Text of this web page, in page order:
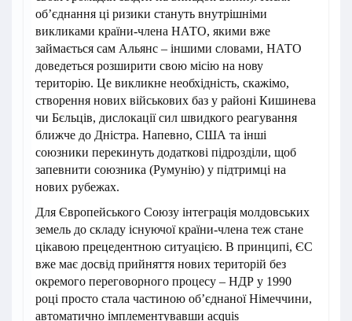
об’єднання ці ризики стануть внутрішніми
викликами країни-члена НАТО, якими вже
займається сам Альянс – іншими словами, НАТО
доведеться розширити свою місію на нову
територію. Це викликне необхідність, скажімо,
створення нових військових баз у районі Кишинева
чи Бєльців, дислокації сил швидкого реагування
ближче до Дністра. Напевно, США та інші
союзники перекинуть додаткові підрозділи, щоб
запевнити союзника (Румунію) у підтримці на
нових рубежах.
Для Європейського Союзу інтеграція молдовських
земель до складу існуючої країни-члена теж стане
цікавою прецедентною ситуацією. В принципі, ЄС
вже має досвід прийняття нових територій без
окремого переговорного процесу – НДР у 1990
році просто стала частиною об’єднаної Німеччини,
автоматично імплементувавши acquis